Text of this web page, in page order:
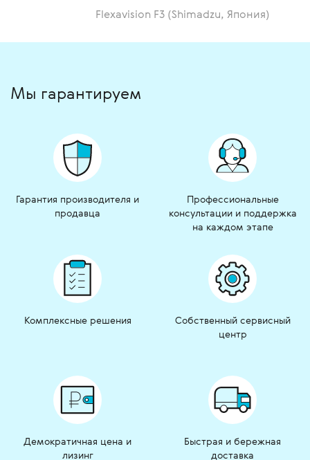
Flexavision F3 (Shimadzu, Япония)
Мы гарантируем
Гарантия производителя и
продавца
Профессиональные
консультации и поддержка
на каждом этапе
Комплексные решения
Собственный сервисный
центр
Демократичная цена и
лизинг
Быстрая и бережная
доставка